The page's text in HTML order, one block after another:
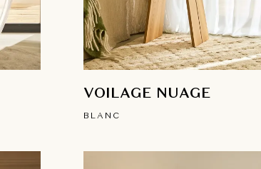
VOILAGE NUAGE
BLANC